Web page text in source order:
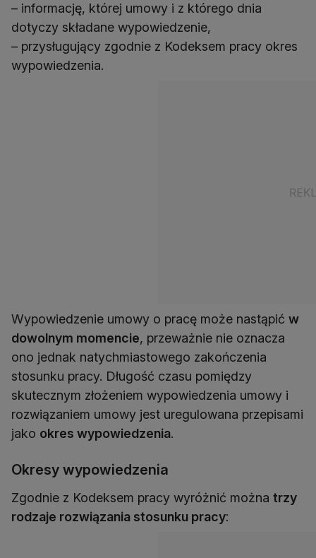
– informację, której umowy i z którego dnia
dotyczy składane wypowiedzenie,
– przysługujący zgodnie z Kodeksem pracy okres
wypowiedzenia.
Wypowiedzenie umowy o pracę może nastąpić w
dowolnym momencie, przeważnie nie oznacza
ono jednak natychmiastowego zakończenia
stosunku pracy. Długość czasu pomiędzy
skutecznym złożeniem wypowiedzenia umowy i
rozwiązaniem umowy jest uregulowana przepisami
jako okres wypowiedzenia.
Okresy wypowiedzenia
Zgodnie z Kodeksem pracy wyróżnić można trzy
rodzaje rozwiązania stosunku pracy: